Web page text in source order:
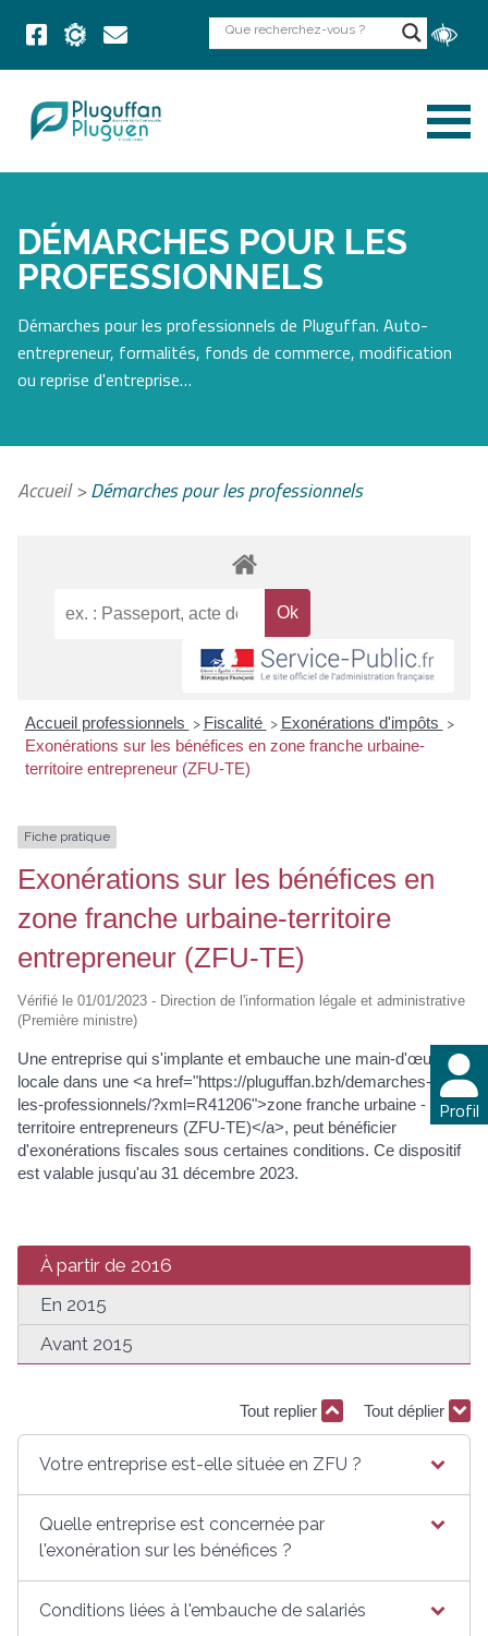
DÉMARCHES POUR LES
PROFESSIONNELS
Démarches pour les professionnels de Pluguffan. Auto-
entrepreneur, formalités, fonds de commerce, modification
ou reprise d'entreprise…
Profil
Accueil>Démarches pour les professionnels
Accueil professionnels > Fiscalité > Exonérations d'impôts >
Exonérations sur les bénéfices en zone franche urbaine-
territoire entrepreneur (ZFU-TE)
Fiche pratique
Exonérations sur les bénéfices en
zone franche urbaine-territoire
entrepreneur (ZFU-TE)
Vérifié le 01/01/2023 - Direction de l'information légale et administrative
(Première ministre)
Une entreprise qui s'implante et embauche une main-d'œuvre
locale dans une <a href="https://pluguffan.bzh/demarches-pour-
les-professionnels/?xml=R41206">zone franche urbaine -
territoire entrepreneurs (ZFU-TE)</a>, peut bénéficier
d'exonérations fiscales sous certaines conditions. Ce dispositif
est valable jusqu'au 31 décembre 2023.
À partir de 2016
En 2015
Avant 2015
Tout replier Tout déplier
Votre entreprise est-elle située en ZFU ?
Quelle entreprise est concernée par
l'exonération sur les bénéfices ?
Conditions liées à l'embauche de salariés